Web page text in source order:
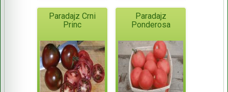
Paradajz Crni
Princ
Paradajz
Ponderosa